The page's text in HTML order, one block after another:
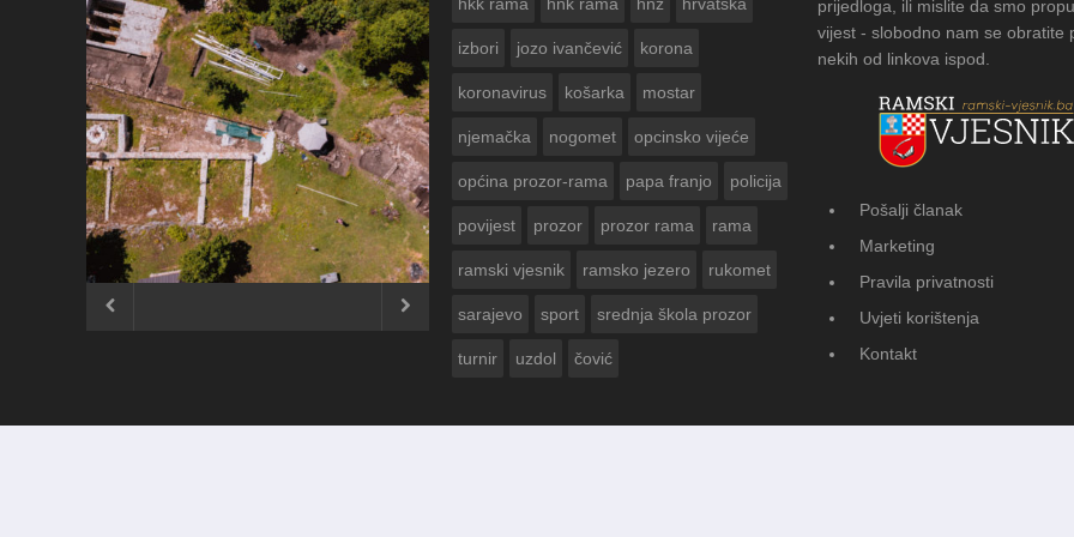
ČESTITKA RAMSKOG VJESNIKA ZA
 
izbori jozo ivančević korona
koronavirus košarka mostar
njemačka nogomet opcinsko vijeće
općina prozor-rama papa franjo policija
povijest prozor prozor rama rama
ramski vjesnik ramsko jezero rukomet
sarajevo sport srednja škola prozor
turnir uzdol čović
prijedloga, ili mislite da smo
vijest - slobodno nam se obratite
nekih od linkova ispod.
Pošalji članak
Marketing
Pravila privatnosti
Uvjeti korištenja
Kontakt